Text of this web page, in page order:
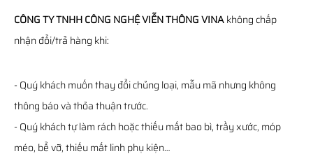
CÔNG TY TNHH CÔNG NGHỆ VIỄN THÔNG VINAkhông chấp
nhận đổi/trả hàng khi:
- Quý khách muốn thay đổi chủng loại, mẫu mã nhưng không
thông báo và thỏa thuận trước.
- Quý khách tự làm rách hoặc thiếu mất bao bì, trầy xước, móp
méo, bể vỡ, thiếu mất linh phụ kiện…